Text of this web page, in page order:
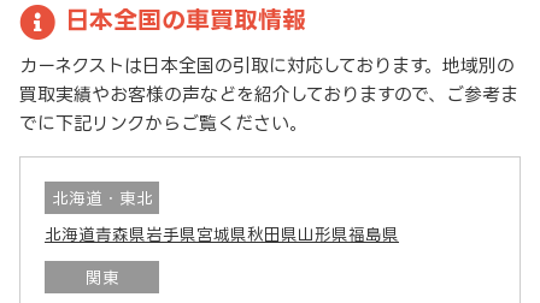
日本全国の車買取情報
カーネクストは日本全国の引取に対応しております。地域別の
買取実績やお客様の声などを紹介しておりますので、ご参考ま
でに下記リンクからご覧ください。
北海道・東北
北海道青森県岩手県宮城県秋田県山形県福島県
関東